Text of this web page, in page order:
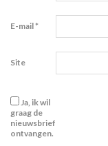
E-mail*
Site
Ja, ik wil
graag de
nieuwsbrief
ontvangen.